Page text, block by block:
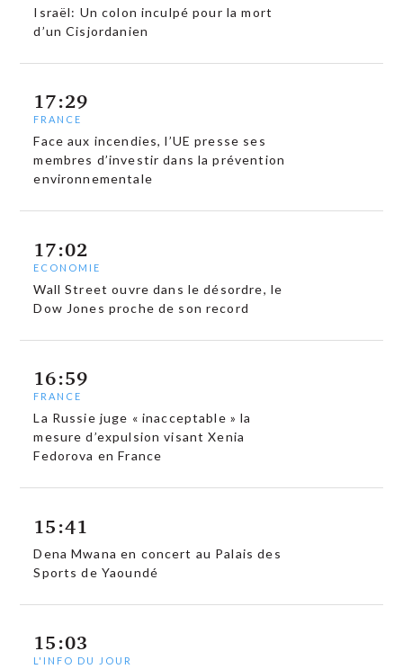
Israël: Un colon inculpé pour la mort
d’un Cisjordanien
17:29
FRANCE
Face aux incendies, l’UE presse ses
membres d’investir dans la prévention
environnementale
17:02
ECONOMIE
Wall Street ouvre dans le désordre, le
Dow Jones proche de son record
16:59
FRANCE
La Russie juge « inacceptable » la
mesure d’expulsion visant Xenia
Fedorova en France
15:41
Dena Mwana en concert au Palais des
Sports de Yaoundé
15:03
L'INFO DU JOUR